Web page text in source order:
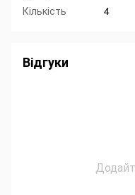
Кількість
4
Відгуки